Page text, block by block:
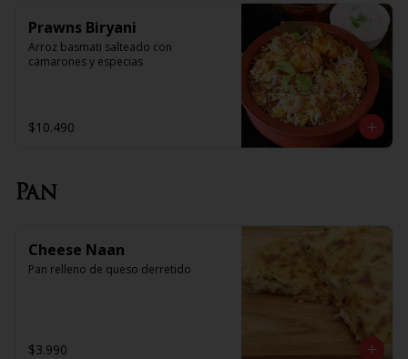
Prawns Biryani
Arroz basmati salteado con
camarones y especias
$10.490
Pan
Cheese Naan
Pan relleno de queso derretido
$3.990